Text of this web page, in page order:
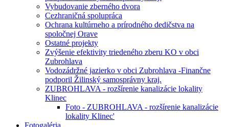
Vybudovanie zberného dvora
Cezhraničná spolupráca
Ochrana kultúrneho a prírodného dedičstva na
spoločnej Orave
Ostatné projekty
Zvýšenie efektivity triedeného zberu KO v obci
Zubrohlava
Vodozádržné jazierko v obci Zubrohlava -Finančne
podporil Žilinský samosprávny kraj.
ZUBROHLAVA - rozšírenie kanalizácie lokality
Klinec
Foto - ZUBROHLAVA - rozšírenie kanalizácie
lokality Klinec'
Fotogaléria